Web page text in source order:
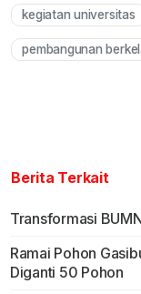
kegiatan universitas
pembangunan
Berita Terkait
Transformasi
Ramai Pohon
Diganti 50 Pohon